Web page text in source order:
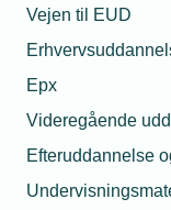
Vejen til EUD
Epx
Videregående
Efteruddannelse